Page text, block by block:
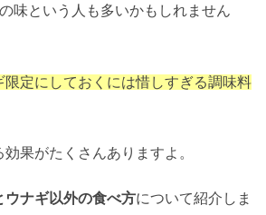
味という人も多いかもしれません
限定にしておくには惜しすぎる調味料
果がたくさんありますよ。
ウナギ以外の食べ方について紹介しま